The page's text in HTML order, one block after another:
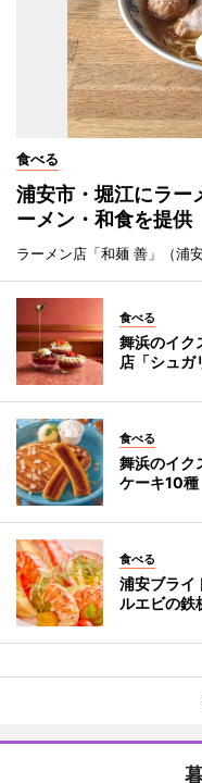
食べる
浦安市・堀江にラー
ーメン・和食を提供
ラーメン店「和麺 善」（浦
食べる
舞浜のイク
店「シュガ
食べる
舞浜のイク
ケーキ10種
食べる
浦安ブライ
ルエビの鉄